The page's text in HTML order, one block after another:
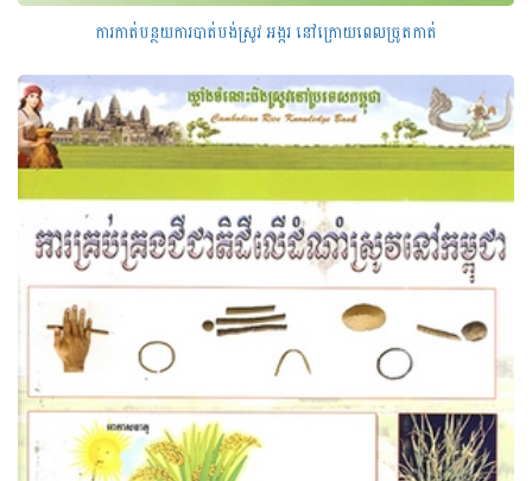
ការកាត់បន្ថយការបាត់បង់ស្រូវ អង្ករ នៅក្រោយពេលច្រូតកាត់